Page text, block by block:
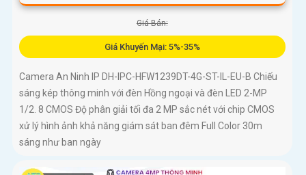
Giá Bán:
Giá Khuyến Mại: 5%-35%
Camera An Ninh IP DH-IPC-HFW1239DT-4G-ST-IL-EU-B Chiếu
sáng kép thông minh với đèn Hồng ngoại và đèn LED 2-MP
1/2. 8 CMOS Độ phân giải tối đa 2 MP sắc nét với chip CMOS
xử lý hình ảnh khả năng giám sát ban đêm Full Color 30m
sáng như ban ngày